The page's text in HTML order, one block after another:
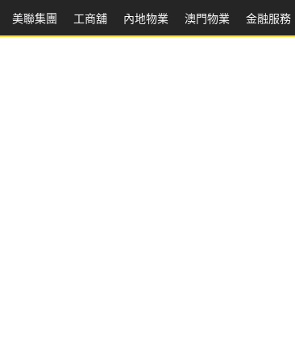
美聯集團 工商舖 內地物業 澳門物業 金融服務